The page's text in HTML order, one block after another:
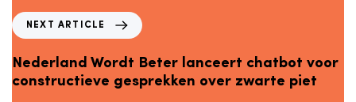
NEXT ARTICLE
Nederland Wordt Beter lanceert chatbot voor
constructieve gesprekken over zwarte piet